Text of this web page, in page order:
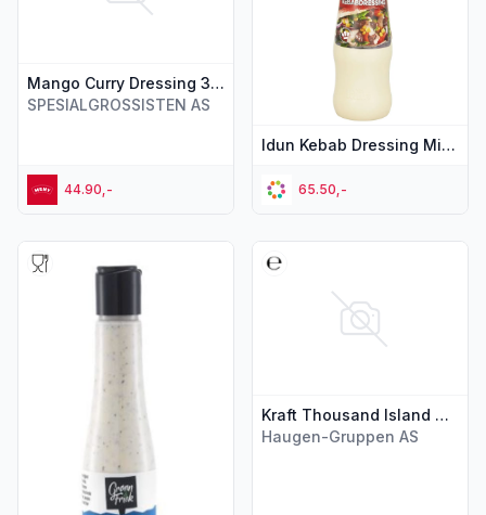
Mango Curry Dressing 345ml Gorines
SPESIALGROSSISTEN AS
44.90,-
Idun Kebab Dressing Mild 825g
65.50,-
Vis flere detaljer for produktet "Dressing Creme Fraiche
Kraft Thousand Island Dressing 235g
Haugen-Gruppen AS
Vis flere detaljer for